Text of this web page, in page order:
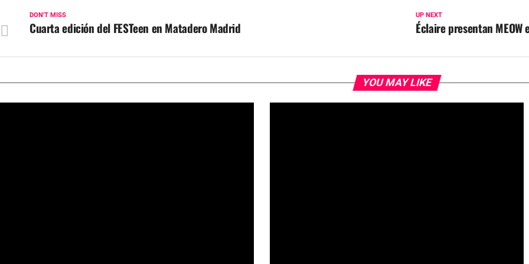
UP NEXT
Éclaire presentan
DON'T MISS
Cuarta edición del FESTeen en Matadero Madrid
YOU MAY LIKE